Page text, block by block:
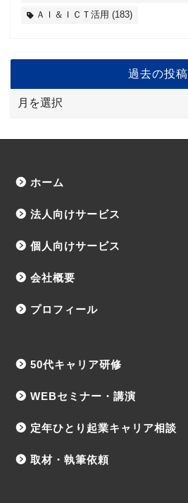
ＡＩ＆ＩＣＴ活用 (183)
過去の投稿
ホーム
法人向けサービス
個人向けサービス
会社概要
プロフィール
50代キャリア研修
WEBセミナー・講演
定年ひとり起業キャリア相談
取材・執筆依頼